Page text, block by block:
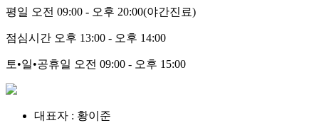
평일 오전 09:00 - 오후 20:00(야간진료)
점심시간 오후 13:00 - 오후 14:00
토•일•공휴일 오전 09:00 - 오후 15:00
대표자 : 황이준